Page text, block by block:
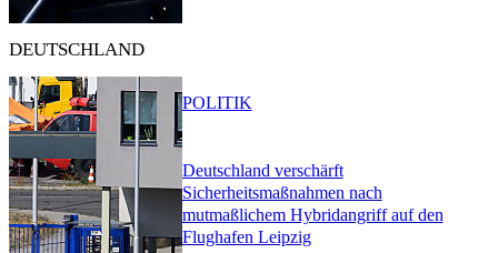
DEUTSCHLAND
Deutschland verschärft
Sicherheitsmaßnahmen nach
mutmaßlichem Hybridangriff auf den
Flughafen Leipzig
POLITIK